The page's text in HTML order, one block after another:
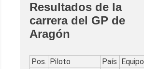
Resultados de la
carrera del GP de
Aragón
Pos. Piloto País Equipo